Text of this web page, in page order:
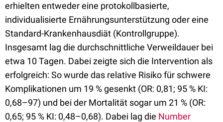
erhielten entweder eine protokollbasierte,
individualisierte Ernährungsunterstützung oder eine
Standard-Krankenhausdiät (Kontrollgruppe).
Insgesamt lag die durchschnittliche Verweildauer bei
etwa 10 Tagen. Dabei zeigte sich die Intervention als
erfolgreich: So wurde das relative Risiko für schwere
Komplikationen um 19 % gesenkt (OR: 0,81; 95 % KI:
0,68–97) und bei der Mortalität sogar um 21 % (OR:
0,65; 95 % KI: 0,48–0,68). Dabei lag die Number